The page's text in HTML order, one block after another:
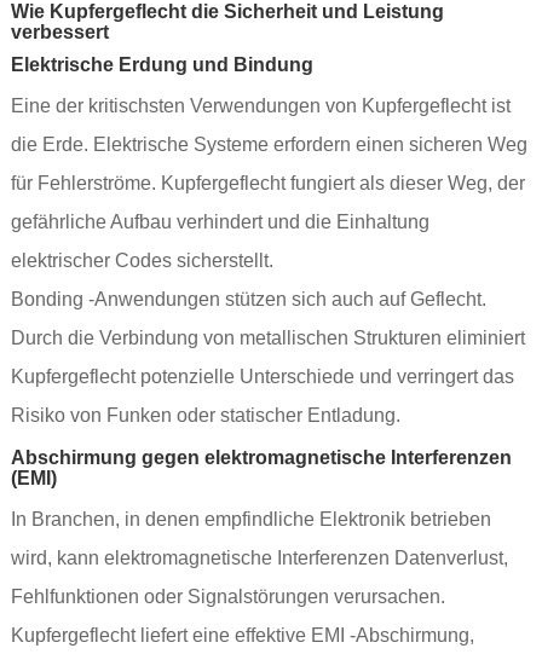
Wie Kupfergeflecht die Sicherheit und Leistung
verbessert
Elektrische Erdung und Bindung
Eine der kritischsten Verwendungen von Kupfergeflecht ist
die Erde. Elektrische Systeme erfordern einen sicheren Weg
für Fehlerströme. Kupfergeflecht fungiert als dieser Weg, der
gefährliche Aufbau verhindert und die Einhaltung
elektrischer Codes sicherstellt.
Bonding -Anwendungen stützen sich auch auf Geflecht.
Durch die Verbindung von metallischen Strukturen eliminiert
Kupfergeflecht potenzielle Unterschiede und verringert das
Risiko von Funken oder statischer Entladung.
Abschirmung gegen elektromagnetische Interferenzen
(EMI)
In Branchen, in denen empfindliche Elektronik betrieben
wird, kann elektromagnetische Interferenzen Datenverlust,
Fehlfunktionen oder Signalstörungen verursachen.
Kupfergeflecht liefert eine effektive EMI -Abschirmung,